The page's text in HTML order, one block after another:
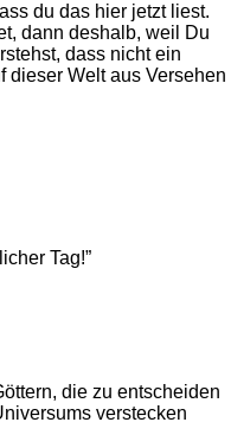
du das hier jetzt liest.
dann deshalb, weil Du
dass nicht ein
dieser Welt aus Versehen
Tag!”
die zu entscheiden
verstecken